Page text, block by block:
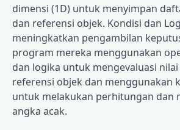
dimensi (1D) untuk menyimpan
dan referensi objek. Kondisi dan
meningkatkan pengambilan
program mereka menggunakan
dan logika untuk mengevaluasi
referensi objek dan menggunakan
untuk melakukan perhitungan dan
angka acak.